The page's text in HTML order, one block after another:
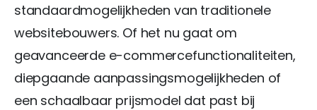
standaardmogelijkheden van traditionele
websitebouwers. Of het nu gaat om
geavanceerde e-commercefunctionaliteiten,
diepgaande aanpassingsmogelijkheden of
een schaalbaar prijsmodel dat past bij